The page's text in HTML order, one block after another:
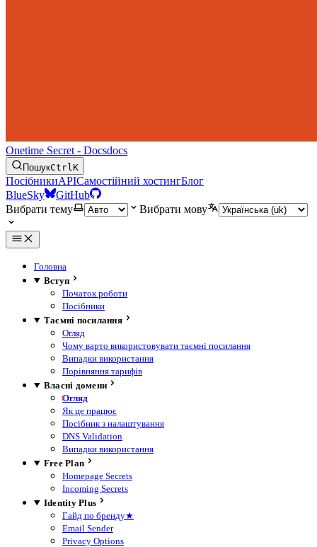
Onetime Secret - Docsdocs
ПошукCtrlK
ПосібникиAPIСамостійний хостингБлог
BlueSky
GitHub
Вибрати тему
Вибрати мову
Головна
Вступ
Початок роботи
Посібники
Таємні посилання
Огляд
Чому варто використовувати таємні посилання
Випадки використання
Порівняння тарифів
Власні домени
Огляд
Як це працює
Посібник з налаштування
DNS Validation
Випадки використання
Free Plan
Homepage Secrets
Incoming Secrets
Identity Plus
Гайд по бренду★
Email Sender
Privacy Options